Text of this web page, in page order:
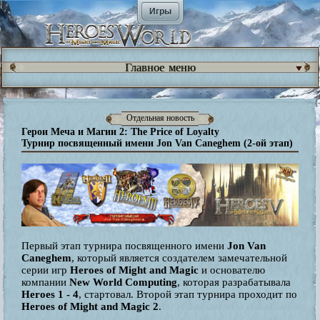
Игры
Главное меню
Отдельная новость
Герои Меча и Магии 2: The Price of Loyalty
Турнир посвященный имени Jon Van Caneghem (2-ой этап)
Первый этап турнира посвященного имени Jon Van
Caneghem, который является создателем замечательной
серии игр Heroes of Might and Magic и основателю
компании New World Computing, которая разрабатывала
Heroes 1 - 4, стартовал. Второй этап турнира проходит по
Heroes of Might and Magic 2.